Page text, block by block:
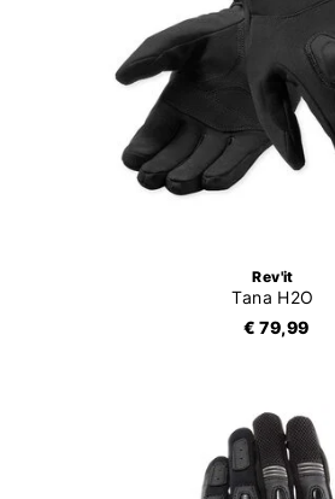
Rev'it
Tana H2O
€ 79,99